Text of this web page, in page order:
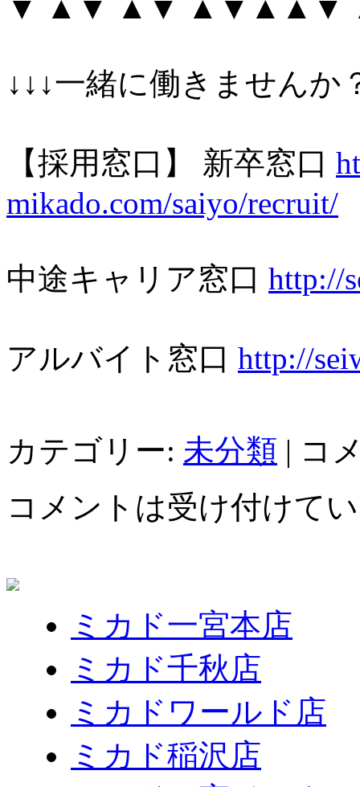
▼ ▲▼ ▲▼ ▲▼▲▲▼
↓↓↓一緒に働きませんか
【採用窓口】 新卒窓口
mikado.com/saiyo/recruit/
中途キャリア窓口 http://
アルバイト窓口 http://
カテゴリー: 未分類 | コ
コメントは受け付けて
ミカド一宮本店
ミカド千秋店
ミカドワールド店
ミカド稲沢店